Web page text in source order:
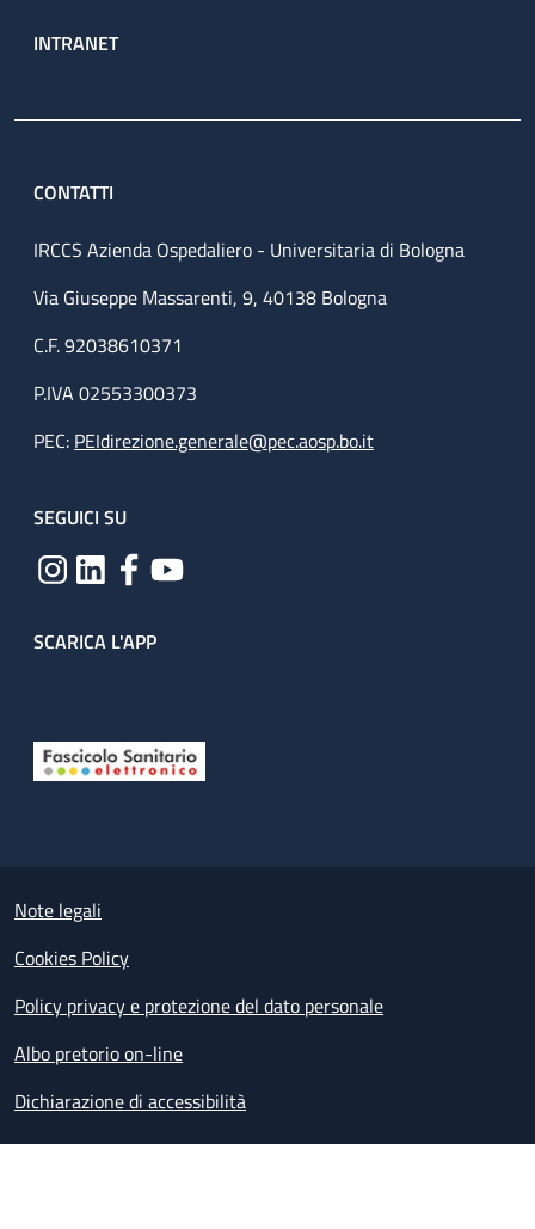
INTRANET
CONTATTI
IRCCS Azienda Ospedaliero - Universitaria di Bologna
Via Giuseppe Massarenti, 9, 40138 Bologna
C.F. 92038610371
P.IVA 02553300373
PEC: PEIdirezione.generale@pec.aosp.bo.it
SEGUICI SU
SCARICA L'APP
Small prints
Note legali
Cookies Policy
Policy privacy e protezione del dato personale
Albo pretorio on-line
Dichiarazione di accessibilità